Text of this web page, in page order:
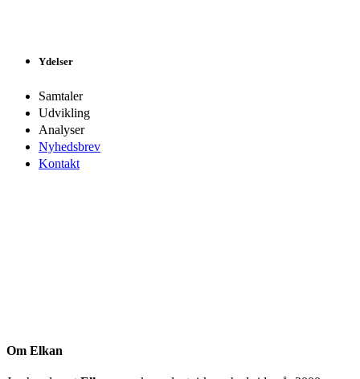
Ydelser
Samtaler
Udvikling
Analyser
Nyhedsbrev
Kontakt
Om Elkan